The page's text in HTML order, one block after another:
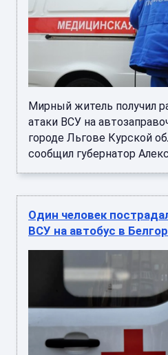
Мирный житель получил
атаки ВСУ на
городе Льгове Курской
сообщил губернатор
Один человек
ВСУ на автобус в